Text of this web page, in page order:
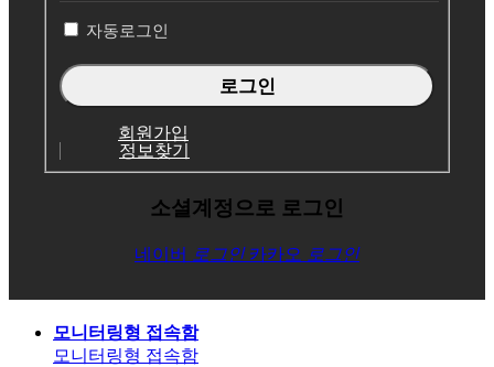
인
자동로그인
회원가입
정보찾기
소셜계정으로 로그인
네이버 로그인 카카오 로그인
모니터링형 접속함
모니터링형 접속함